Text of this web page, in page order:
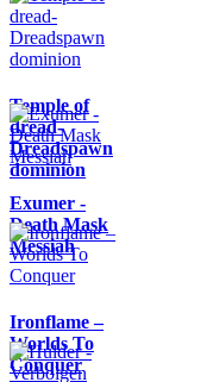
Temple of
dread-
Dreadspawn
dominion
Exumer -
Death Mask
Messiah
Ironflame –
Worlds To
Conquer